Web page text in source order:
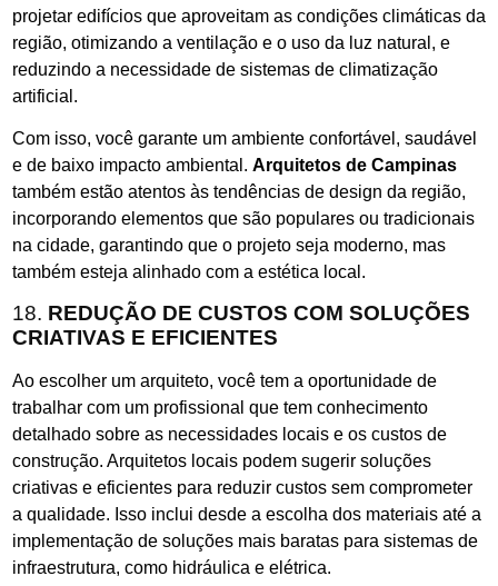
projetar edifícios que aproveitam as condições climáticas da
região, otimizando a ventilação e o uso da luz natural, e
reduzindo a necessidade de sistemas de climatização
artificial.
Com isso, você garante um ambiente confortável, saudável
e de baixo impacto ambiental. Arquitetos de Campinas
também estão atentos às tendências de design da região,
incorporando elementos que são populares ou tradicionais
na cidade, garantindo que o projeto seja moderno, mas
também esteja alinhado com a estética local.
18. REDUÇÃO DE CUSTOS COM SOLUÇÕES
CRIATIVAS E EFICIENTES
Ao escolher um arquiteto, você tem a oportunidade de
trabalhar com um profissional que tem conhecimento
detalhado sobre as necessidades locais e os custos de
construção. Arquitetos locais podem sugerir soluções
criativas e eficientes para reduzir custos sem comprometer
a qualidade. Isso inclui desde a escolha dos materiais até a
implementação de soluções mais baratas para sistemas de
infraestrutura, como hidráulica e elétrica.